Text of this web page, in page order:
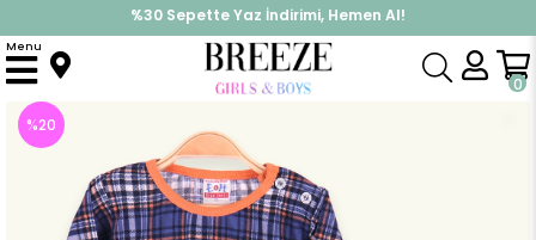
%30 Sepette Yaz İndirimi, Hemen Al!
İndirimlere ek %10 İndirimi Kap, Hemen Üye Ol!
0
Menu
Anasayfa Pijama & İç Giyim ERKEK Pijama Takımı
%20